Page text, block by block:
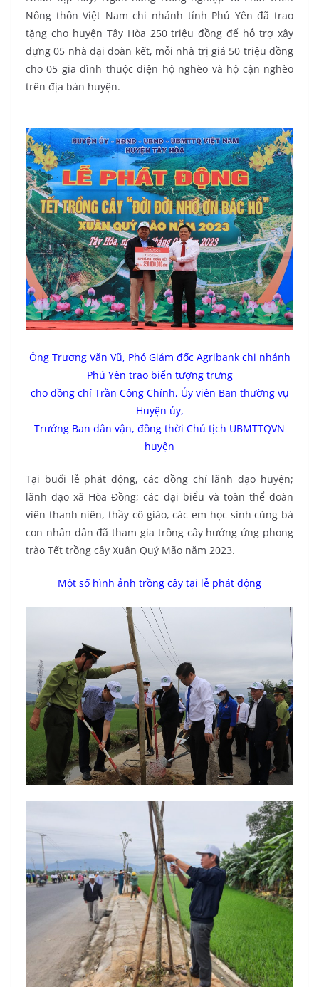
Nông thôn Việt Nam chi nhánh tỉnh Phú Yên đã trao
tặng cho huyện Tây Hòa 250 triệu đồng để hỗ trợ xây
dựng 05 nhà đại đoàn kết, mỗi nhà trị giá 50 triệu đồng
cho 05 gia đình thuộc diện hộ nghèo và hộ cận nghèo
trên địa bàn huyện.
Ông Trương Văn Vũ, Phó Giám đốc Agribank chi nhánh
Phú Yên trao biển tượng trưng
cho đồng chí Trần Công Chính, Ủy viên Ban thường vụ
Huyện ủy,
Trưởng Ban dân vận, đồng thời Chủ tịch UBMTTQVN
huyện
Tại buổi lễ phát động, các đồng chí lãnh đạo huyện;
lãnh đạo xã Hòa Đồng; các đại biểu và toàn thể đoàn
viên thanh niên, thầy cô giáo, các em học sinh cùng bà
con nhân dân đã tham gia trồng cây hưởng ứng phong
trào Tết trồng cây Xuân Quý Mão năm 2023.
Một số hình ảnh trồng cây tại lễ phát động